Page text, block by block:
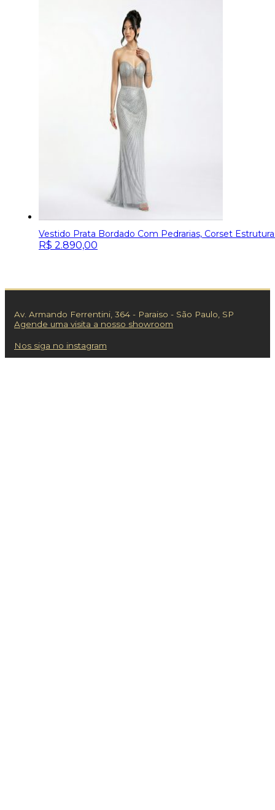
Vestido Prata Bordado Com Pedrarias, Corset
R$ 2.890,00
Av. Armando Ferrentini, 364 - Paraiso - São Paulo, SP
Agende uma visita a nosso showroom
Nos siga no instagram